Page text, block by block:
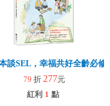
談SEL，幸福共好全齡必修
79 折 277元
紅利 1 點